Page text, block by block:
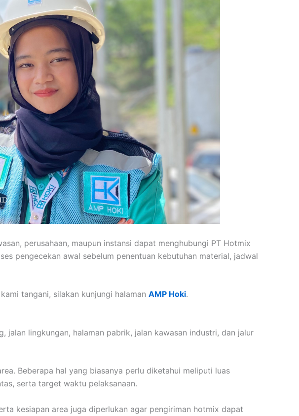
perusahaan, maupun instansi dapat menghubungi PT Hotmix
pengecekan awal sebelum penentuan kebutuhan material, jadwal
tangani, silakan kunjungi halaman AMP Hoki.
lingkungan, halaman pabrik, jalan kawasan industri, dan jalur
Beberapa hal yang biasanya perlu diketahui meliputi luas
serta target waktu pelaksanaan.
kesiapan area juga diperlukan agar pengiriman hotmix dapat